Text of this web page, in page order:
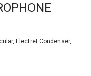
Electret Condenser,